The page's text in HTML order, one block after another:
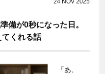
24 NOV 2025
備が0秒になった日。
くれる話
「あ、